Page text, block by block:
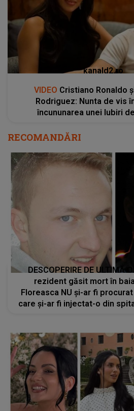
kanald2.ro
VIDEO Cristiano Ronaldo
Rodriguez: Nunta de vis
încununarea unei Iubiri
RECOMANDĂRI
DESCOPERIRE DE ULTIMĂ
rezident găsit mort în
Floreasca NU și-ar fi
care și-ar fi injectat-o din